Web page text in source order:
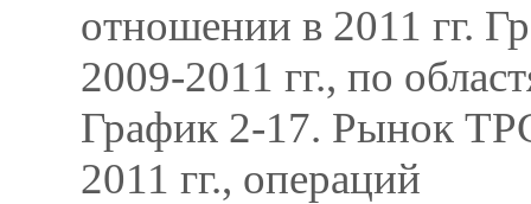
отношении в 2011 гг.
2009-2011 гг., по
График 2-17. Рынок
2011 гг., операций